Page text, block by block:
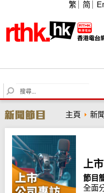
繁 简
S
e
r
c
h
主頁 新
上
節目
全面